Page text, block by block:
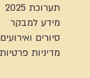
תערוכת 2025
מידע למבקר
סיורים ואירועים
מדיניות פרטיות